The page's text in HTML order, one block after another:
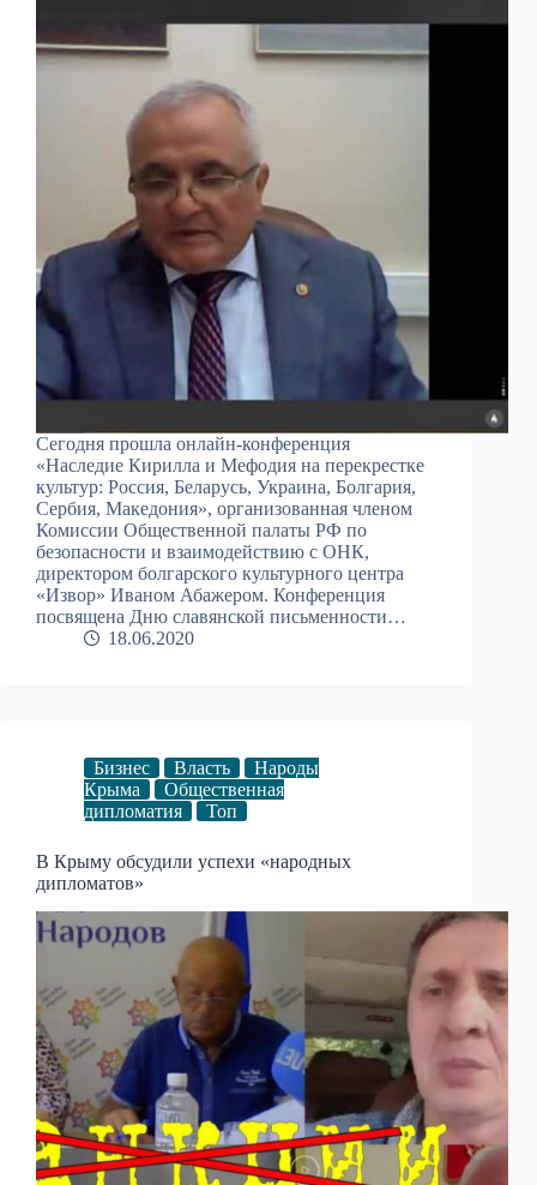
Сегодня прошла онлайн-конференция
«Наследие Кирилла и Мефодия на перекрестке
культур: Россия, Беларусь, Украина, Болгария,
Сербия, Македония», организованная членом
Комиссии Общественной палаты РФ по
безопасности и взаимодействию с ОНК,
директором болгарского культурного центра
«Извор» Иваном Абажером. Конференция
посвящена Дню славянской письменности…
18.06.2020
Бизнес Власть
Народы
Крыма
Общественная
дипломатия
Топ
В Крыму обсудили успехи «народных
дипломатов»